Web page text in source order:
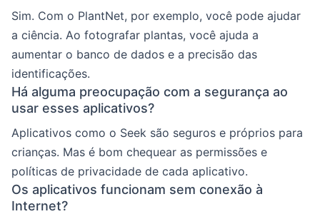
Sim. Com o PlantNet, por exemplo, você pode ajudar
a ciência. Ao fotografar plantas, você ajuda a
aumentar o banco de dados e a precisão das
identificações.
Há alguma preocupação com a segurança ao
usar esses aplicativos?
Aplicativos como o Seek são seguros e próprios para
crianças. Mas é bom chequear as permissões e
políticas de privacidade de cada aplicativo.
Os aplicativos funcionam sem conexão à
Internet?